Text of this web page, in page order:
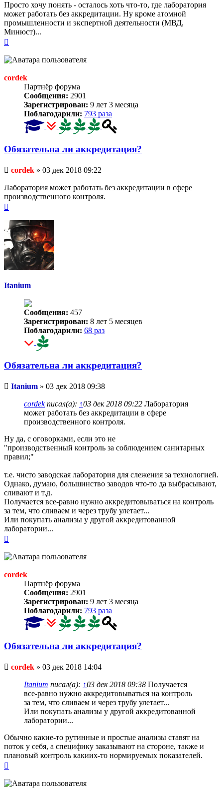
Просто хочу понять - осталось хоть что-то, где лаборатория
может работать без аккредитации. Ну кроме атомной
промышленности и экспертной деятельности (МВД,
Минюст)...
началу
cordek
Партнёр форума
Сообщения: 2901
Зарегистрирован: 9 лет 3 месяца
Поблагодарили: 793 раза
Обязательна ли аккредитация?
Непрочитанное
cordek » 03 дек 2018 09:22
Лаборатория может работать без аккредитации в сфере
производственного контроля.
началу
Itanium
Сообщения: 457
Зарегистрирован: 8 лет 5 месяцев
Поблагодарили: 68 раз
Обязательна ли аккредитация?
Непрочитанное
Itanium » 03 дек 2018 09:38
cordekписал(а): ↑03 дек 2018 09:22 Лаборатория
может работать без аккредитации в сфере
производственного контроля.
Ну да, с оговорками, если это не
"производственный контроль за соблюдением санитарных
правил;"
т.е. чисто заводская лаборатория для слежения за технологией.
Однако, думаю, большинство заводов что-то да выбрасывают,
сливают и т.д.
Получается все-равно нужно аккредитовываться на контроль
за тем, что сливаем и через трубу улетает...
Или покупать анализы у другой аккредитованной
лаборатории...
началу
cordek
Партнёр форума
Сообщения: 2901
Зарегистрирован: 9 лет 3 месяца
Поблагодарили: 793 раза
Обязательна ли аккредитация?
Непрочитанное
cordek » 03 дек 2018 14:04
Itanium писал(а): ↑03 дек 2018 09:38 Получается
все-равно нужно аккредитовываться на контроль
за тем, что сливаем и через трубу улетает...
Или покупать анализы у другой аккредитованной
лаборатории...
Обычно какие-то рутинные и простые анализы ставят на
поток у себя, а специфику заказывают на стороне, также и
плановый контроль какиих-то нормируемых показателей.
началу